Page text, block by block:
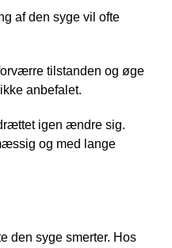
af den syge vil ofte
tilstanden og øge
anbefalet.
igen ændre sig.
og med lange
den syge smerter. Hos